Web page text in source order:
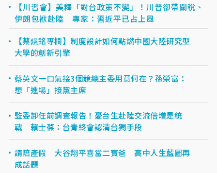
【川習會】美釋「對台政策不變」！川普卻帶關稅、
伊朗包袱赴陸 專家：習近平已占上風
【蔡鎤銘專欄】制度設計如何點燃中國大陸研究型
大學的創新引擎
蔡英文一口氣接3個競總主委用意何在？孫榮富：
想「進場」接黨主席
監委卸任前調查報告！憂台生赴陸交流倍增是統
戰 賴士葆：台青終會認清台獨手段
請陪產假 大谷翔平喜當二寶爸 高中人生藍圖再
成話題